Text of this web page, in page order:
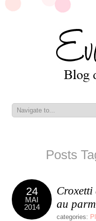
Posts
24
MAI
2014
Croxetti
au
categories: